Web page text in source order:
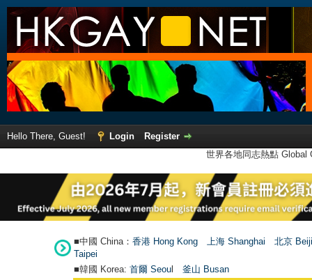
Hello There, Guest! Login
Register
世界各地同志熱點
■中國 China： 香港 Hong Kong 上海 Shanghai
北京
Taipei
■韓國 Korea: 首爾 Seoul 釜山 Busan